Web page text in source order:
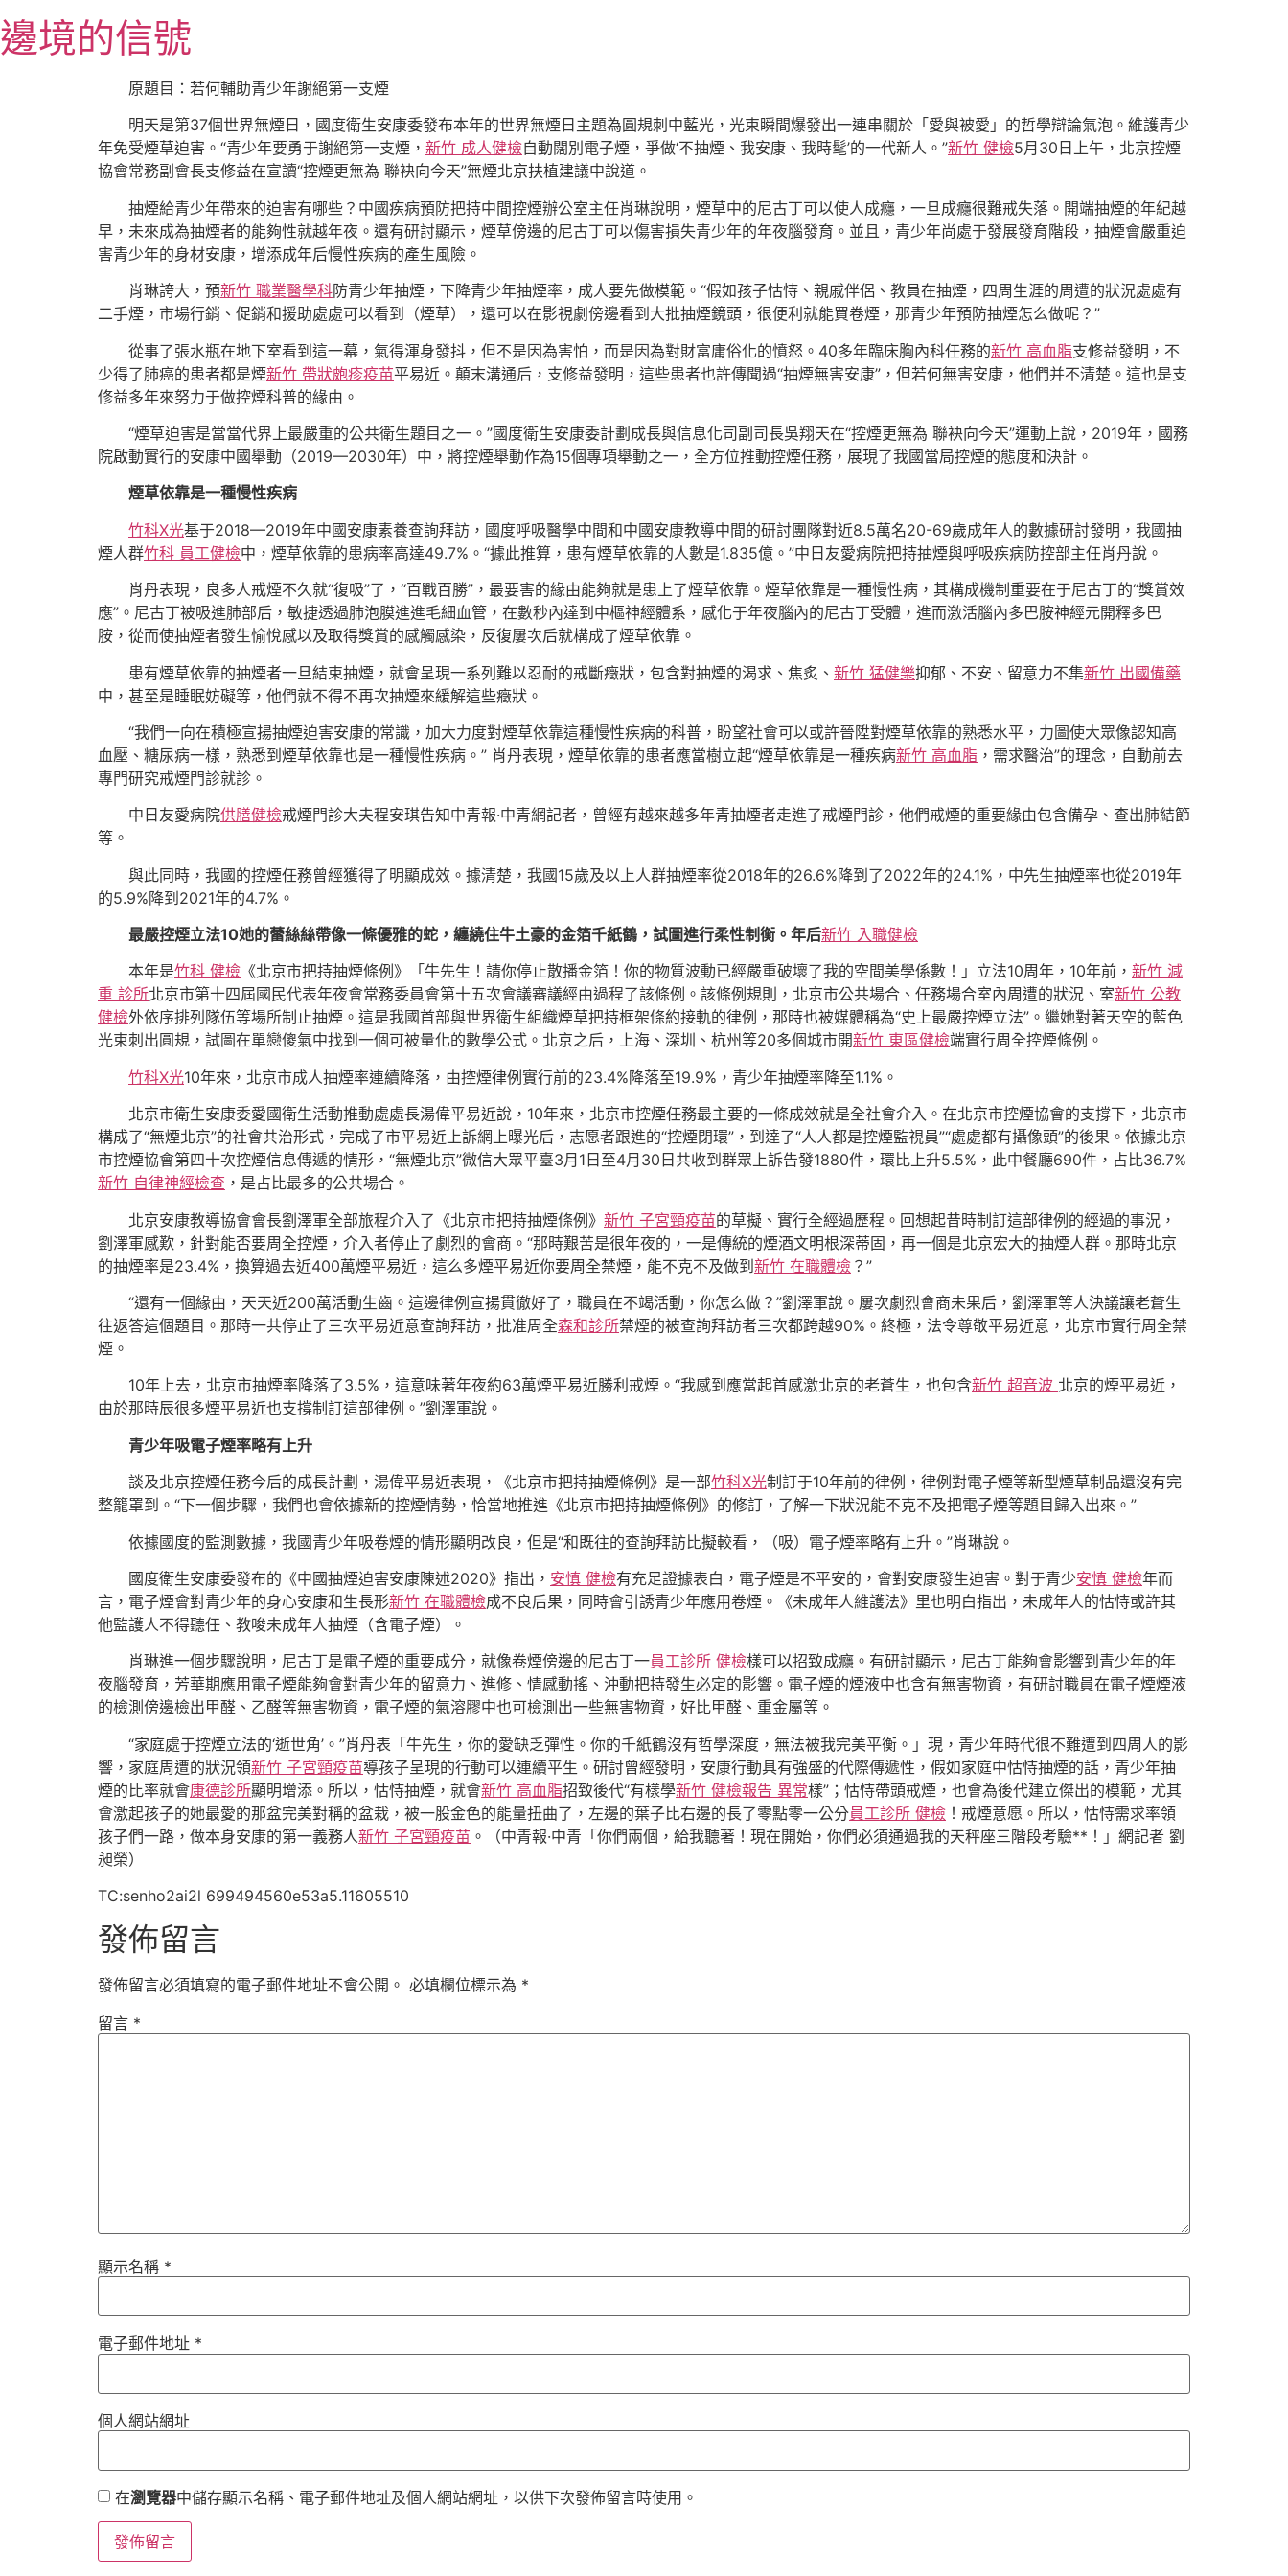
至
主
邊境的信號
原題目：若何輔助青少年謝絕第一支煙
明天是第37個世界無煙日，國度衛生安康委發布本年的世界無煙日主題為圓規刺中藍光，光束瞬間爆發出一連串關於「愛與被愛」的哲學辯論氣泡。維護青少
年免受煙草迫害。“青少年要勇于謝絕第一支煙， 新竹 成人健檢自動闊別電子煙，爭做‘不抽煙、我安康、我時髦’的一代新人。”新竹 健檢5月30日上午，北京控煙
協會常務副會長支修益在宣讀“控煙更無為 聯袂向今天”無煙北京扶植建議中說道。
抽煙給青少年帶來的迫害有哪些？中國疾病預防把持中間控煙辦公室主任肖琳說明，煙草中的尼古丁可以使人成癮，一旦成癮很難戒失落。開端抽煙的年紀越
早，未來成為抽煙者的能夠性就越年夜。還有研討顯示，煙草傍邊的尼古丁可以傷害損失青少年的年夜腦發育。並且，青少年尚處于發展發育階段，抽煙會嚴重迫
害青少年的身材安康，增添成年后慢性疾病的產生風險。
肖琳誇大，預新竹 職業醫學科防青少年抽煙，下降青少年抽煙率，成人要先做模範。“假如孩子怙恃、親戚伴侶、教員在抽煙，四周生涯的周遭的狀況處處有
二手煙，市場行銷、促銷和援助處處可以看到（煙草），還可以在影視劇傍邊看到大批抽煙鏡頭，很便利就能買卷煙，那青少年預防抽煙怎么做呢？”
從事了張水瓶在地下室看到這一幕，氣得渾身發抖，但不是因為害怕，而是因為對財富庸俗化的憤怒。40多年臨床胸內科任務的新竹 高血脂支修益發明，不
少得了肺癌的患者都是煙新竹 帶狀皰疹疫苗平易近。顛末溝通后，支修益發明，這些患者也許傳聞過“抽煙無害安康”，但若何無害安康，他們并不清楚。這也是支
修益多年來努力于做控煙科普的緣由。
“煙草迫害是當當代界上最嚴重的公共衛生題目之一。”國度衛生安康委計劃成長與信息化司副司長吳翔天在“控煙更無為 聯袂向今天”運動上說，2019年，國務
院啟動實行的安康中國舉動（2019—2030年）中，將控煙舉動作為15個專項舉動之一，全方位推動控煙任務，展現了我國當局控煙的態度和決計。
煙草依靠是一種慢性疾病
竹科X光基于2018—2019年中國安康素養查詢拜訪，國度呼吸醫學中間和中國安康教導中間的研討團隊對近8.5萬名20-69歲成年人的數據研討發明，我國抽
煙人群竹科 員工健檢中，煙草依靠的患病率高達49.7%。“據此推算，患有煙草依靠的人數是1.835億。”中日友愛病院把持抽煙與呼吸疾病防控部主任肖丹說。
肖丹表現，良多人戒煙不久就“復吸”了，“百戰百勝”，最要害的緣由能夠就是患上了煙草依靠。煙草依靠是一種慢性病，其構成機制重要在于尼古丁的“獎賞效
應”。尼古丁被吸進肺部后，敏捷透過肺泡膜進進毛細血管，在數秒內達到中樞神經體系，感化于年夜腦內的尼古丁受體，進而激活腦內多巴胺神經元開釋多巴
胺，從而使抽煙者發生愉悅感以及取得獎賞的感觸感染，反復屢次后就構成了煙草依靠。
患有煙草依靠的抽煙者一旦結束抽煙，就會呈現一系列難以忍耐的戒斷癥狀，包含對抽煙的渴求、焦炙、 新竹 猛健樂抑郁、不安、留意力不集新竹 出國備藥
中，甚至是睡眠妨礙等，他們就不得不再次抽煙來緩解這些癥狀。
“我們一向在積極宣揚抽煙迫害安康的常識，加大力度對煙草依靠這種慢性疾病的科普，盼望社會可以或許晉陞對煙草依靠的熟悉水平，力圖使大眾像認知高
血壓、糖尿病一樣，熟悉到煙草依靠也是一種慢性疾病。” 肖丹表現，煙草依靠的患者應當樹立起“煙草依靠是一種疾病新竹 高血脂 ，需求醫治”的理念，自動前去
專門研究戒煙門診就診。
中日友愛病院供膳健檢戒煙門診大夫程安琪告知中青報·中青網記者，曾經有越來越多年青抽煙者走進了戒煙門診，他們戒煙的重要緣由包含備孕、查出肺結節
等。
與此同時，我國的控煙任務曾經獲得了明顯成效。據清楚，我國15歲及以上人群抽煙率從2018年的26.6%降到了2022年的24.1%，中先生抽煙率也從2019年
的5.9%降到2021年的4.7%。
最嚴控煙立法10她的蕾絲絲帶像一條優雅的蛇，纏繞住牛土豪的金箔千紙鶴，試圖進行柔性制衡。年后新竹 入職健檢
本年是竹科 健檢 《北京市把持抽煙條例》「牛先生！請你停止散播金箔！你的物質波動已經嚴重破壞了我的空間美學係數！」立法10周年，10年前， 新竹 減
重 診所北京市第十四屆國民代表年夜會常務委員會第十五次會議審議經由過程了該條例。該條例規則，北京市公共場合、任務場合室內周遭的狀況、室新竹 公教
健檢外依序排列隊伍等場所制止抽煙。這是我國首部與世界衛生組織煙草把持框架條約接軌的律例，那時也被媒體稱為“史上最嚴控煙立法”。繼她對著天空的藍色
光束刺出圓規，試圖在單戀傻氣中找到一個可被量化的數學公式。北京之后，上海、深圳、杭州等20多個城市開新竹 東區健檢端實行周全控煙條例。
竹科X光10年來，北京市成人抽煙率連續降落，由控煙律例實行前的23.4%降落至19.9%，青少年抽煙率降至1.1%。
北京市衛生安康委愛國衛生活動推動處處長湯偉平易近說，10年來，北京市控煙任務最主要的一條成效就是全社會介入。在北京市控煙協會的支撐下，北京市
構成了“無煙北京”的社會共治形式，完成了市平易近上訴網上曝光后，志愿者跟進的“控煙閉環”，到達了“人人都是控煙監視員”“處處都有攝像頭”的後果。依據北京
市控煙協會第四十次控煙信息傳遞的情形，“無煙北京”微信大眾平臺3月1日至4月30日共收到群眾上訴告發1880件，環比上升5.5%，此中餐廳690件，占比36.7%
新竹 自律神經檢查 ，是占比最多的公共場合。
北京安康教導協會會長劉澤軍全部旅程介入了《北京市把持抽煙條例》 新竹 子宮頸疫苗的草擬、實行全經過歷程。回想起昔時制訂這部律例的經過的事況，
劉澤軍感歎，針對能否要周全控煙，介入者停止了劇烈的會商。“那時艱苦是很年夜的，一是傳統的煙酒文明根深蒂固，再一個是北京宏大的抽煙人群。那時北京
的抽煙率是23.4%，換算過去近400萬煙平易近，這么多煙平易近你要周全禁煙，能不克不及做到新竹 在職體檢 ？”
“還有一個緣由，天天近200萬活動生齒。這邊律例宣揚貫徹好了，職員在不竭活動，你怎么做？”劉澤軍說。屢次劇烈會商未果后，劉澤軍等人決議讓老蒼生
往返答這個題目。那時一共停止了三次平易近意查詢拜訪，批准周全森和診所禁煙的被查詢拜訪者三次都跨越90%。終極，法令尊敬平易近意，北京市實行周全禁
煙。
10年上去，北京市抽煙率降落了3.5%，這意味著年夜約63萬煙平易近勝利戒煙。“我感到應當起首感激北京的老蒼生，也包含新竹 超音波 北京的煙平易近，
由於那時辰很多煙平易近也支撐制訂這部律例。”劉澤軍說。
青少年吸電子煙率略有上升
談及北京控煙任務今后的成長計劃，湯偉平易近表現，《北京市把持抽煙條例》是一部竹科X光制訂于10年前的律例，律例對電子煙等新型煙草制品還沒有完
整籠罩到。“下一個步驟，我們也會依據新的控煙情勢，恰當地推進《北京市把持抽煙條例》的修訂，了解一下狀況能不克不及把電子煙等題目歸入出來。”
依據國度的監測數據，我國青少年吸卷煙的情形顯明改良，但是“和既往的查詢拜訪比擬較看，（吸）電子煙率略有上升。”肖琳說。
國度衛生安康委發布的《中國抽煙迫害安康陳述2020》指出， 安慎 健檢有充足證據表白，電子煙是不平安的，會對安康發生迫害。對于青少安慎 健檢年而
言，電子煙會對青少年的身心安康和生長形新竹 在職體檢成不良后果，同時會引誘青少年應用卷煙。《未成年人維護法》里也明白指出，未成年人的怙恃或許其
他監護人不得聽任、教唆未成年人抽煙（含電子煙）。
肖琳進一個步驟說明，尼古丁是電子煙的重要成分，就像卷煙傍邊的尼古丁一員工診所 健檢樣可以招致成癮。有研討顯示，尼古丁能夠會影響到青少年的年
夜腦發育，芳華期應用電子煙能夠會對青少年的留意力、進修、情感動搖、沖動把持發生必定的影響。電子煙的煙液中也含有無害物資，有研討職員在電子煙煙液
的檢測傍邊檢出甲醛、乙醛等無害物資，電子煙的氣溶膠中也可檢測出一些無害物資，好比甲醛、重金屬等。
“家庭處于控煙立法的‘逝世角’。”肖丹表「牛先生，你的愛缺乏彈性。你的千紙鶴沒有哲學深度，無法被我完美平衡。」現，青少年時代很不難遭到四周人的影
響，家庭周遭的狀況領新竹 子宮頸疫苗導孩子呈現的行動可以連續平生。研討曾經發明，安康行動具有強盛的代際傳遞性，假如家庭中怙恃抽煙的話，青少年抽
煙的比率就會康德診所顯明增添。所以，怙恃抽煙，就會新竹 高血脂招致後代“有樣學新竹 健檢報告 異常樣”；怙恃帶頭戒煙，也會為後代建立傑出的模範，尤其
會激起孩子的她最愛的那盆完美對稱的盆栽，被一股金色的能量扭曲了，左邊的葉子比右邊的長了零點零一公分員工診所 健檢 ！戒煙意愿。所以，怙恃需求率領
孩子們一路，做本身安康的第一義務人新竹 子宮頸疫苗 。（中青報·中青「你們兩個，給我聽著！現在開始，你們必須通過我的天秤座三階段考驗**！」網記者 劉
昶榮）
TC:senho2ai2l 699494560e53a5.11605510
發佈留言
發佈留言必須填寫的電子郵件地址不會公開。 必填欄位標示為 *
留言 *
顯示名稱 *
電子郵件地址 *
個人網站網址
在瀏覽器中儲存顯示名稱、電子郵件地址及個人網站網址，以供下次發佈留言時使用。